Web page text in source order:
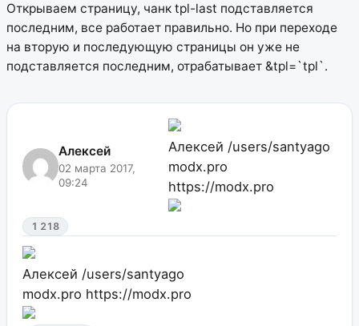
Открываем страницу, чанк tpl-last подставляется
последним, все работает правильно. Но при переходе
на вторую и последующую страницы он уже не
подставляется последним, отрабатывает &tpl=`tpl`.
Алексей
02 марта 2017,
09:24
Алексей /users/santyago
modx.pro
https://modx.pro
1 218
Алексей /users/santyago
modx.pro https://modx.pro